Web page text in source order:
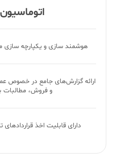
هوشمند سازی و یکپارچه سازی
ارائه گزارش‌های جامع در خصوص
و فروش، مطالبات
دارای قابلیت‌ اخذ